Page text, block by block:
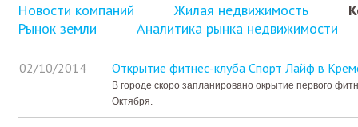
Новости компаний Жилая недвижимость
Рынок земли
Аналитика рынка недвижимости
02/10/2014 Открытие фитнес-клуба Спорт Лайф в
В городе скоро запланировано окрытие первого
Октября.